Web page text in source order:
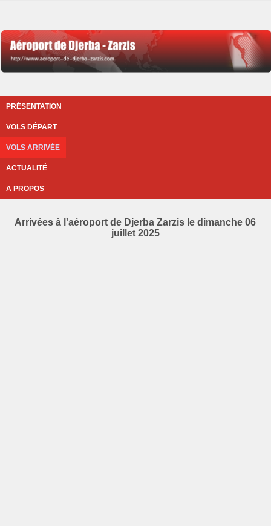
PRÉSENTATION
VOLS DÉPART
VOLS ARRIVÉE
ACTUALITÉ
A PROPOS
Arrivées à l'aéroport de Djerba Zarzis le dimanche 06
juillet 2025